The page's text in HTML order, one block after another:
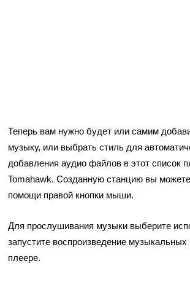
Теперь вам нужно будет или самим
музыку, или выбрать стиль для
добавления аудио файлов в этот список
Tomahawk. Созданную станцию вы
помощи правой кнопки мыши.
Для прослушивания музыки выберите
запустите воспроизведение музыкальных
плеере.